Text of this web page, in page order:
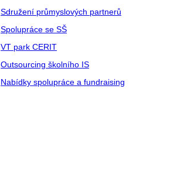
Sdružení průmyslových partnerů
Spolupráce se SŠ
VT park CERIT
Outsourcing školního IS
Nabídky spolupráce a fundraising